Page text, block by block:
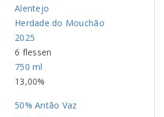
Alentejo
Herdade do Mouchão
2025
6 flessen
750 ml
13,00%
50% Antão Vaz